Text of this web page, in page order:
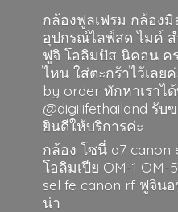
กล้องฟูลเฟรม กล้องมิ
อุปกรณ์ไลฟ์สด ไมค์
ฟูจิ โอลิมปัส นิคอน ค
ไหน ใส่ตะกร้าไว้เลย
by order ทักหาเราไ
@digilifethailand รั
ยินดีให้บริการค่ะ
กล้อง โซนี่ a7 canon
โอลิมเปีย OM-1 OM-
sel fe canon rf ฟูจิน
น่า